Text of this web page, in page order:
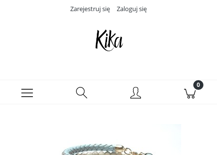
Zarejestruj się Zaloguj się